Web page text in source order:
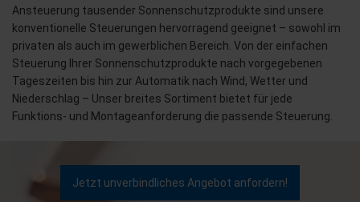
Ansteuerung tausender Sonnenschutzprodukte sind unsere
konventionelle Steuerungen hervorragend geeignet – sowohl im
privaten als auch im gewerblichen Bereich. Von der einfachen
Steuerung Ihrer Sonnenschutzprodukte nach vorgegebenen
Tageszeiten bis hin zur Automatik nach Wind, Wetter und
Niederschlag – Unser breites Sortiment bietet für jede
Funktions- und Montageanforderung die passende Steuerung.
Jetzt unverbindliches Angebot anfordern!